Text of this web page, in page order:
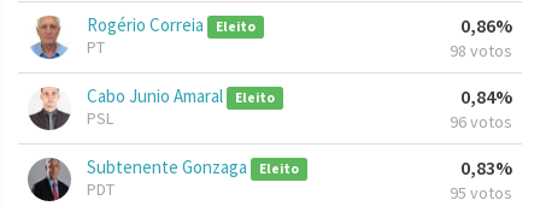
Rogério Correia Eleito
PT
0,86%
98 votos
Cabo Junio Amaral Eleito
PSL
0,84%
96 votos
Subtenente Gonzaga Eleito
PDT
0,83%
95 votos